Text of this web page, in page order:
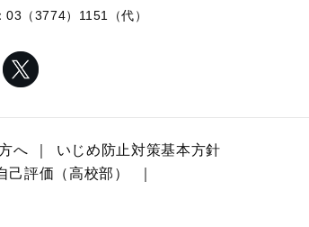
03（3774）1151（代）
へ
いじめ防止対策基本方針
己評価（高校部）